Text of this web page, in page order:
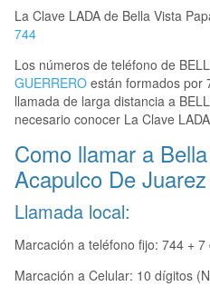
La Clave LADA de Bella Vista
744
Los números de teléfono de
GUERRERO están formados por
llamada de larga distancia a
necesario conocer La Clave
Como llamar a
Acapulco De Juarez
Llamada local:
Marcación a teléfono fijo: 744 +
Marcación a Celular: 10 dígitos